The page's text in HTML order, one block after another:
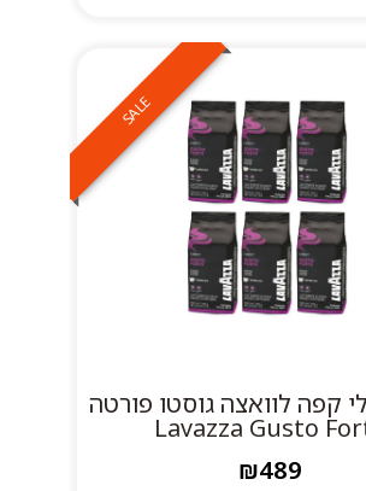
SALE
קפה לוואצה גוסטו פורטה
Lavazza Gusto
₪489